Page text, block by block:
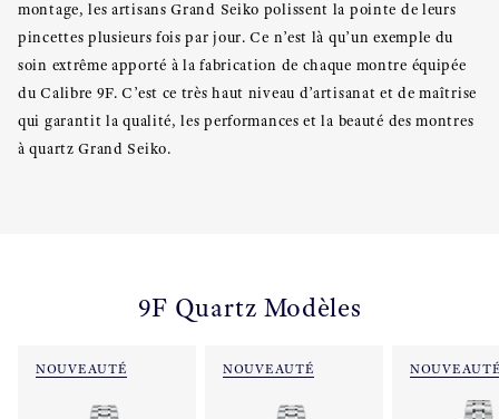
montage, les artisans Grand Seiko polissent la pointe de leurs
pincettes plusieurs fois par jour. Ce n’est là qu’un exemple du
soin extrême apporté à la fabrication de chaque montre équipée
du Calibre 9F. C’est ce très haut niveau d’artisanat et de maîtrise
qui garantit la qualité, les performances et la beauté des montres
à quartz Grand Seiko.
9F Quartz Modèles
NOUVEAUTÉ NOUVEAUTÉ